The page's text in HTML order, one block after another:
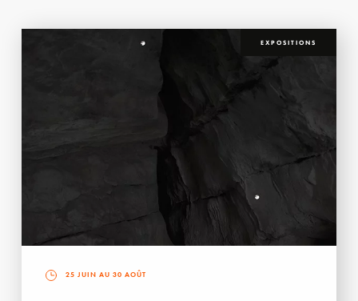
EXPOSITIONS
25 JUIN AU 30 AOÛT